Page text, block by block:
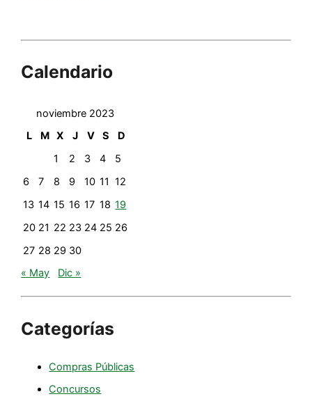
Calendario
noviembre 2023
L
M X J V S
D
1
2 3 4
5
6
7 8 9 10 11 12
13 14 15 16 17 18 19
20 21 22 23 24 25 26
27 28 29 30
« May
Dic »
Categorías
Compras Públicas
Concursos